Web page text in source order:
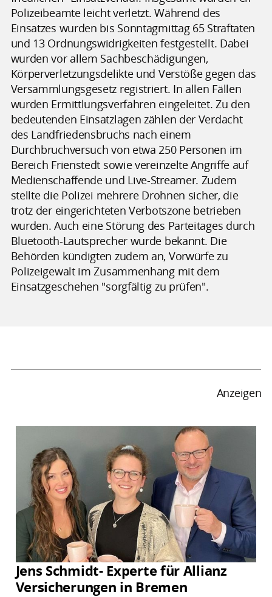
Polizeibeamte leicht verletzt. Während des
Einsatzes wurden bis Sonntagmittag 65 Straftaten
und 13 Ordnungswidrigkeiten festgestellt. Dabei
wurden vor allem Sachbeschädigungen,
Körperverletzungsdelikte und Verstöße gegen das
Versammlungsgesetz registriert. In allen Fällen
wurden Ermittlungsverfahren eingeleitet. Zu den
bedeutenden Einsatzlagen zählen der Verdacht
des Landfriedensbruchs nach einem
Durchbruchversuch von etwa 250 Personen im
Bereich Frienstedt sowie vereinzelte Angriffe auf
Medienschaffende und Live-Streamer. Zudem
stellte die Polizei mehrere Drohnen sicher, die
trotz der eingerichteten Verbotszone betrieben
wurden. Auch eine Störung des Parteitages durch
Bluetooth-Lautsprecher wurde bekannt. Die
Behörden kündigten zudem an, Vorwürfe zu
Polizeigewalt im Zusammenhang mit dem
Einsatzgeschehen "sorgfältig zu prüfen".
Anzeigen
Jens Schmidt- Experte für Allianz
Versicherungen in Bremen